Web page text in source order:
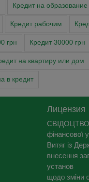
Кредит на образование
Кредит рабочим
грн Кредит 30000 грн
на квартиру или дом
в кредит
Лицензия
СВІДОЦТВО
фінансової
Витяг із
внесення
установ
щодо зміни